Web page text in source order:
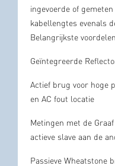
ingevoerde of
kabellengtes evenals
Belangrijkste
Geïntegreerde
Actief brug voor hoge
en AC fout locatie
Metingen met de
actieve slave aan de
Passieve Wheatstone